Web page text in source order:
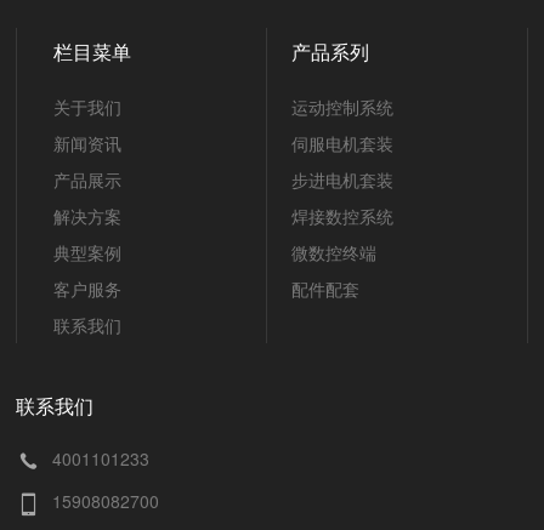
栏目菜单
关于我们
新闻资讯
产品展示
解决方案
典型案例
客户服务
联系我们
产品系列
运动控制系统
伺服电机套装
步进电机套装
焊接数控系统
微数控终端
配件配套
联系我们
4001101233
15908082700